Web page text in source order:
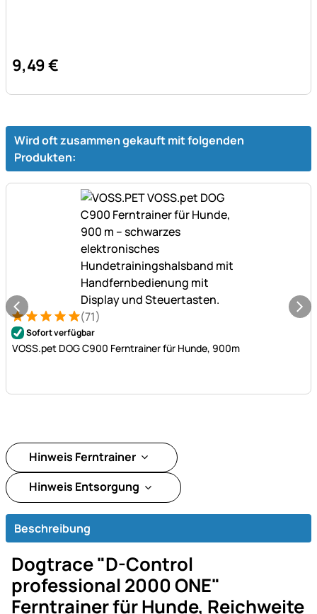
9,49€
Wird oft zusammen gekauft mit folgenden
Produkten:
Bewertung: 5 von 5 (71 Bewertungen)
71 Bewertungen
(71)
Sofort verfügbar
VOSS.pet DOG C900 Ferntrainer für Hunde, 900m
Hinweis Ferntrainer
Hinweis Entsorgung
Beschreibung
Dogtrace "D-Control
professional 2000 ONE"
Ferntrainer für Hunde, Reichweite